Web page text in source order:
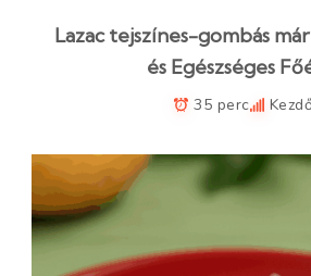
Lazac tejszínes-gombás
és Egészséges
35 perc Kezdő